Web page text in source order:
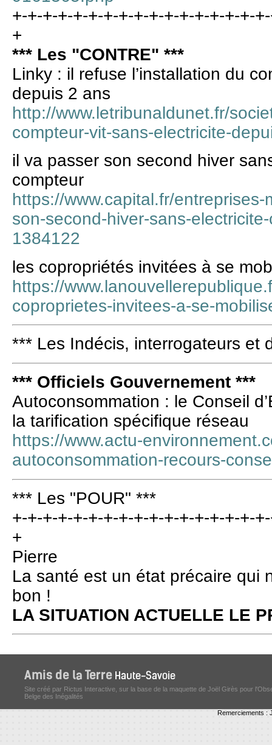
+-+-+-+-+-+-+-+-+-+-+-+-+-+-+-+-
+
*** Les "CONTRE" ***
Linky : il refuse l’installation du
depuis 2 ans
http://www.letribunaldunet.fr/
compteur-vit-sans-electricite-
il va passer son second hiver
compteur
https://www.capital.fr/
son-second-hiver-sans-
1384122
les copropriétés invitées à se
https://
coproprietes-invitees-a-se-
*** Les Indécis, interrogateurs et
*** Officiels Gouvernement ***
Autoconsommation : le Conseil
la tarification spécifique réseau
https://www.actu-
autoconsommation-recours-
*** Les "POUR" ***
+-+-+-+-+-+-+-+-+-+-+-+-+-+-+-+-
+
Pierre
La santé est un état précaire qui
bon !
LA SITUATION ACTUELLE LE
Site créé par Rictus Interactive, sur la base de la maquette de Joël Girès pour
Belge des Inégalités
Remerciements :